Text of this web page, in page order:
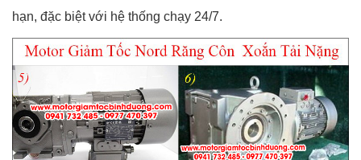
hạn, đặc biệt với hệ thống chạy 24/7.